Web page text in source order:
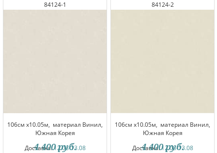
84124-1
106см x10.05м, материал Винил,
Южная Корея
Доставка:12.08-13.08
4 400 руб.
84124-2
106см x10.05м, материал Винил,
Южная Корея
Доставка:12.08-13.08
4 400 руб.